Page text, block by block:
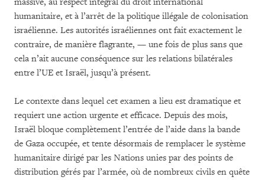
humanitaire, et à l’arrêt de la politique illégale de colonisation
israélienne. Les autorités israéliennes ont fait exactement le
contraire, de manière flagrante, — une fois de plus sans que
cela n’ait aucune conséquence sur les relations bilatérales
entre l’UE et Israël, jusqu’à présent.
Le contexte dans lequel cet examen a lieu est dramatique et
requiert une action urgente et efficace. Depuis des mois,
Israël bloque complètement l’entrée de l’aide dans la bande
de Gaza occupée, et tente désormais de remplacer le système
humanitaire dirigé par les Nations unies par des points de
distribution gérés par l’armée, où de nombreux civils en quête